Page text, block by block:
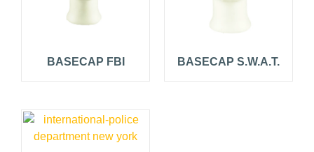
BASECAP FBI BASECAP S.W.A.T.